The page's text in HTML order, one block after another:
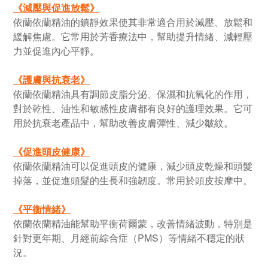
《減壓與促進放鬆》
依蘭依蘭精油的鎮靜效果使其非常適合用於減壓、放鬆和
緩解焦慮。它常用於芳香療法中，幫助提升情緒、減輕壓
力並促進內心平靜。
《護膚與抗衰老》
依蘭依蘭精油具有調節皮脂分泌、保濕和抗氧化的作用，
對於乾性、油性和敏感性皮膚都有良好的護理效果。它可
用於抗衰老產品中，幫助改善皮膚彈性、減少皺紋。
《促進頭皮健康》
依蘭依蘭精油可以促進頭皮的健康，減少頭皮乾燥和頭髮
掉落，並促進頭髮的生長和強韌度。常用於頭皮按摩中。
《平衡情緒》
依蘭依蘭精油能幫助平衡荷爾蒙，改善情緒波動，特別是
針對更年期、月經前綜合症（PMS）等情緒不穩定的狀
況。